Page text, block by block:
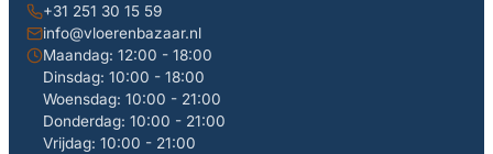
+31 251 30 15 59
info@vloerenbazaar.nl
Maandag: 12:00 - 18:00
Dinsdag: 10:00 - 18:00
Woensdag: 10:00 - 21:00
Donderdag: 10:00 - 21:00
Vrijdag: 10:00 - 21:00